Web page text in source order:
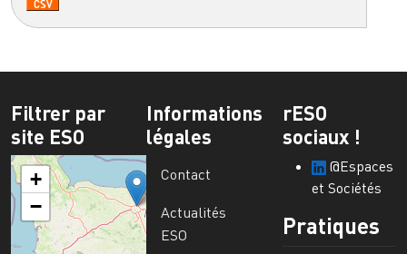
Filtrer par
site ESO
+
−
Informations
légales
Contact
Actualités
ESO
rESO
sociaux !
@Espaces
et Sociétés
Pratiques